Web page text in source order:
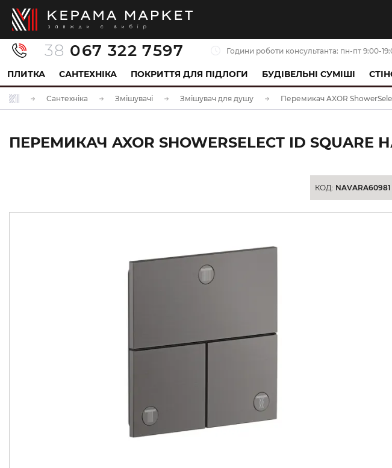
38 067 322 7597 Години роботи консультанта: пн-пт 9:00-
ПЛИТКА САНТЕХНІКА ПОКРИТТЯ ДЛЯ ПІДЛОГИ БУДІВЕЛЬНІ СУМІШІ
Сантехніка Змішувачі Змішувач для душу Перемикач AXOR
ПЕРЕМИКАЧ AXOR SHOWERSELECT ID SQUARE
КОД: NAVARA60981